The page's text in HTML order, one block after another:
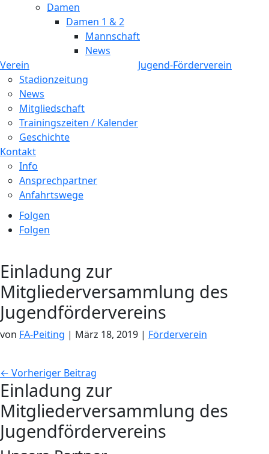
Damen
Damen 1 & 2
Mannschaft
News
Verein
Stadionzeitung
News
Mitgliedschaft
Trainingszeiten / Kalender
Geschichte
Jugend-Förderverein
Kontakt
Info
Ansprechpartner
Anfahrtswege
Folgen
Folgen
Einladung zur
Mitgliederversammlung des
Jugendfördervereins
von FA-Peiting | März 18, 2019 | Förderverein
← Vorheriger Beitrag
Einladung zur
Mitgliederversammlung des
Jugendfördervereins